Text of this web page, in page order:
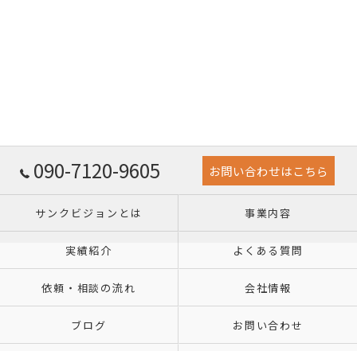
090-7120-9605 お問い合わせはこちら
サンクビジョンとは 事業内容
実績紹介 よくある質問
依頼・相談の流れ 会社情報
ブログ お問い合わせ